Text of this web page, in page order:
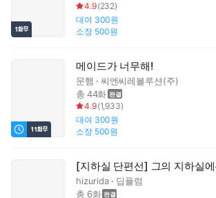
4.9(232)
대여 300원
소장 500원
메이드가 너무해!
문햄
씨엔씨레볼루션(주)
총 44화
4.9(1,933)
대여 300원
소장 500원
hizurida
딥플럼
총 6화